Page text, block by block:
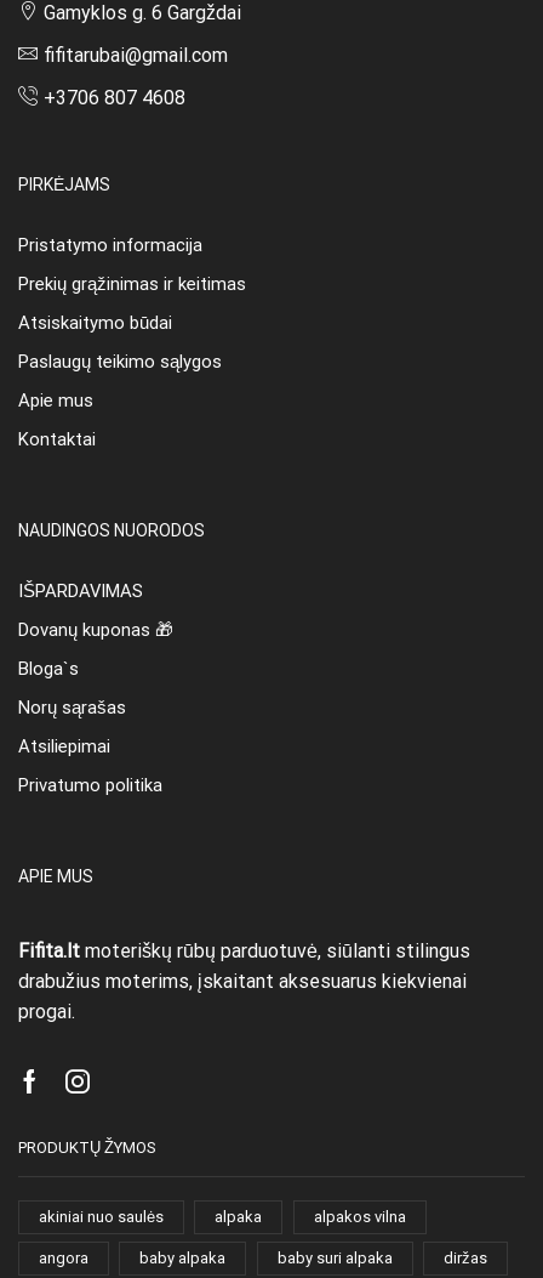
Gamyklos g. 6 Gargždai
fifitarubai@gmail.com
+3706 807 4608
PIRKĖJAMS
Pristatymo informacija
Prekių grąžinimas ir keitimas
Atsiskaitymo būdai
Paslaugų teikimo sąlygos
Apie mus
Kontaktai
NAUDINGOS NUORODOS
IŠPARDAVIMAS
Dovanų kuponas 🎁
Bloga`s
Norų sąrašas
Atsiliepimai
Privatumo politika
APIE MUS
Fifita.lt moteriškų rūbų parduotuvė, siūlanti stilingus
drabužius moterims, įskaitant aksesuarus kiekvienai
progai.
FacebookInstagram
PRODUKTŲ ŽYMOS
akiniai nuo saulės alpaka alpakos vilna
angora baby alpaka baby suri alpaka diržas